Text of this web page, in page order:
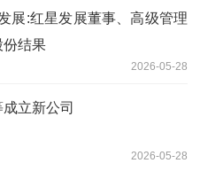
展:红星发展董事、高级管理
份结果
2026-05-28
立新公司
2026-05-28